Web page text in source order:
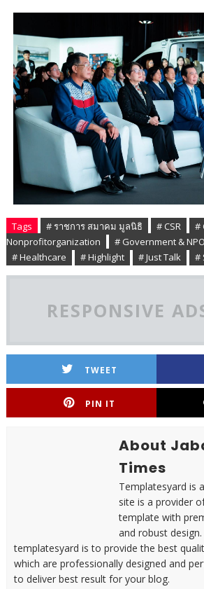
Tags # ราชการ สมาคม มูลนิธิ # CSR
#
Nonprofitorganization
# Government & NPO
# Healthcare
# Highlight # Just Talk #
RESPONSIVE
TWEET
PIN IT
About
Times
Templatesyard is
site is a provider
template with
and robust
templatesyard is to provide the best
which are professionally designed and
to deliver best result for your blog.